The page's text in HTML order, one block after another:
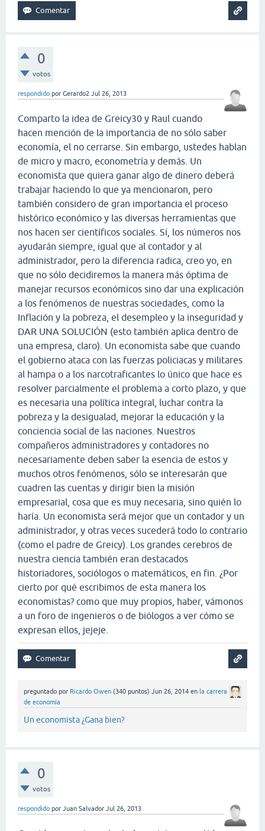
0
votos
respondido por Gerardo2 Jul 26, 2013
Comparto la idea de Greicy30 y Raul cuando
hacen mención de la importancia de no sólo saber
economía, el no cerrarse. Sin embargo, ustedes hablan
de micro y macro, econometría y demás. Un
economista que quiera ganar algo de dinero deberá
trabajar haciendo lo que ya mencionaron, pero
también considero de gran importancia el proceso
histórico económico y las diversas herramientas que
nos hacen ser científicos sociales. Sí, los números nos
ayudarán siempre, igual que al contador y al
administrador, pero la diferencia radica, creo yo, en
que no sólo decidiremos la manera más óptima de
manejar recursos económicos sino dar una explicación
a los fenómenos de nuestras sociedades, como la
Inflación y la pobreza, el desempleo y la inseguridad y
DAR UNA SOLUCIÓN (esto también aplica dentro de
una empresa, claro). Un economista sabe que cuando
el gobierno ataca con las fuerzas policiacas y militares
al hampa o a los narcotraficantes lo único que hace es
resolver parcialmente el problema a corto plazo, y que
es necesaria una política integral, luchar contra la
pobreza y la desigualad, mejorar la educación y la
conciencia social de las naciones. Nuestros
compañeros administradores y contadores no
necesariamente deben saber la esencia de estos y
muchos otros fenómenos, sólo se interesarán que
cuadren las cuentas y dirigir bien la misión
empresarial, cosa que es muy necesaria, sino quién lo
haría. Un economista será mejor que un contador y un
administrador, y otras veces sucederá todo lo contrario
(como el padre de Greicy). Los grandes cerebros de
nuestra ciencia también eran destacados
historiadores, sociólogos o matemáticos, en fin. ¿Por
cierto por qué escribimos de esta manera los
economistas? como que muy propios, haber, vámonos
a un foro de ingenieros o de biólogos a ver cómo se
expresan ellos, jejeje.
preguntado por Ricardo Owen (340 puntos) Jun 26, 2014 en la carrera
de economía
Un economista ¿Gana bien?
0
votos
respondido por Juan Salvador Jul 26, 2013